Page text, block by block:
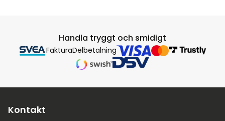
Handla tryggt och smidigt
FakturaDelbetalning
Kontakt